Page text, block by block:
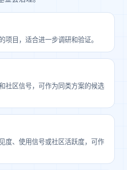
项目，适合进一步调研和验证。
社区信号，可作为同类方案的候选
度、使用信号或社区活跃度，可作